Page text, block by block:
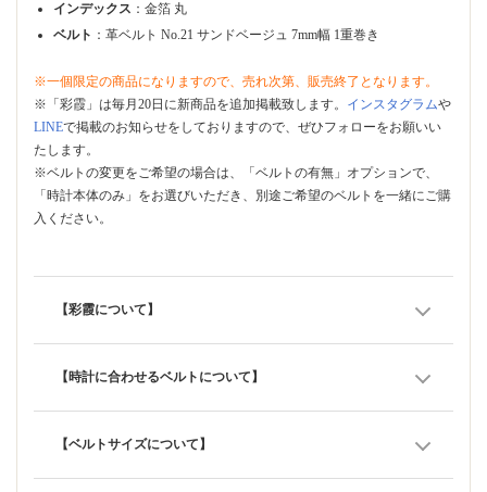
インデックス ：金箔 丸
ベルト ：革ベルト No.21 サンドベージュ 7mm幅 1重巻き
※一個限定の商品になりますので、売れ次第、販売終了となります。
※「彩霞」は毎月20日に新商品を追加掲載致します。 インスタグラムや
LINEで掲載のお知らせをしておりますので、ぜひフォローをお願いい
たします。
※ベルトの変更をご希望の場合は、「ベルトの有無」オプションで、
「時計本体のみ」をお選びいただき、別途ご希望のベルトを一緒にご購
入ください。
【彩霞について】
【時計に合わせるベルトについて】
【ベルトサイズについて】